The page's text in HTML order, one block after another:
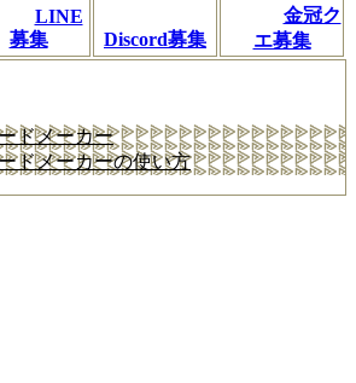
LINE
募集
Discord募集
金冠ク
エ募集
ドメーカー
ドメーカーの使い方